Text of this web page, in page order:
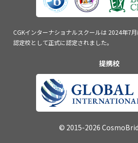
CGKインターナショナルスクールは 2024年7
認定校として正式に認定されました。
提携校
© 2015-2026